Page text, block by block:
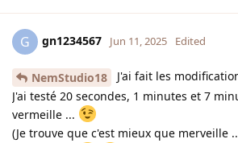
G gn1234567 Jun 11, 2025 Edited
NemStudio18
J'ai fait les
J'ai testé 20 secondes, 1 minutes et 7
vermeille ...
(Je trouve que c'est mieux que merveille